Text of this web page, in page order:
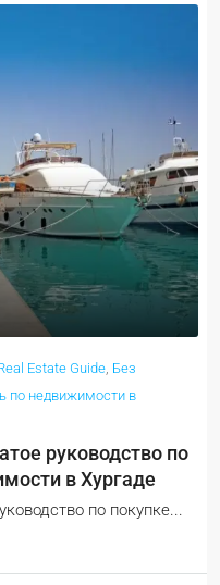
Estate Guide Без
по недвижимости в
руководство по
в Хургаде
по покупке...